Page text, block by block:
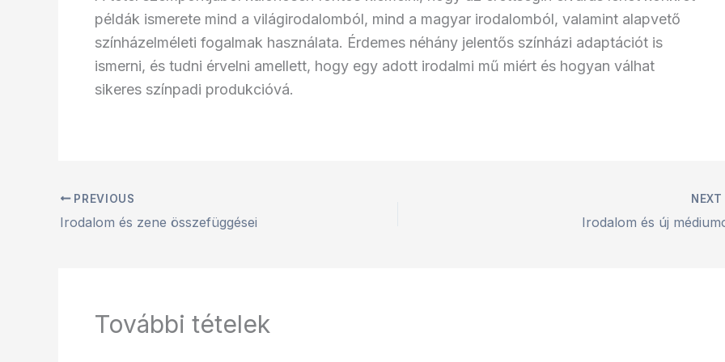
példák ismerete mind a világirodalomból, mind a magyar irodalomból, valamint alapvető
színházelméleti fogalmak használata. Érdemes néhány jelentős színházi adaptációt is
ismerni, és tudni érvelni amellett, hogy egy adott irodalmi mű miért és hogyan válhat
sikeres színpadi produkcióvá.
PREVIOUS
Irodalom és zene összefüggései
NEXT
Irodalom és új
További tételek